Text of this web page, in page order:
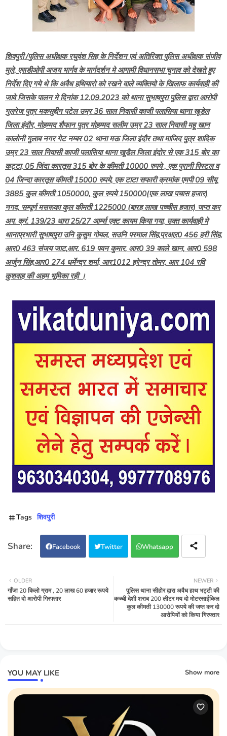
शिवपुरी /पुलिस अधीक्षक रघुवंश सिह के निर्देशन एवं अतिरिक्त पुलिस अधीक्षक संजीव
मुले, एसडीओपी अजय भार्गव के मार्गदर्शन मे आगामी विधानसभा चुनाव को देखते हुए
निर्देश दिए गये थे कि अवैध हथियारो को रखने वाले व्यक्तियो के खिलाफ कार्यवाही की
जावे जिसके पालन मे दिनांक 12.09.2023 को थाना सुभाषपुरा पुलिस द्वारा आरोपी
गुलरेज पुत्र मकसुद्दीन पटेल उम्र 36 साल निवासी काजी पलासिया थाना खूडेल
जिला इंदौर, मोहम्मद शैफान पुत्र मोहम्मद सलीम उम्र 23 साल निवासी महू खान
कालोनी गुलाब नगर गेट नम्बर 02 थाना मऊ जिला इंदौर तथा माजिद पुत्र शादिक
उम्र 23 साल निवासी काजी पलासिया थाना खूडैल जिला इंदोर से एक 315 बोर का
कट्टा, 05 जिंदा कारतूस 315 बोर के कीमती 10000 रुपये , एक पुरानी पिस्टल व
04 जिन्दा कारतूस कीमती 15000 रुपये, एक टाटा सफारी क्रमांक एमपी 09 सीयू
3885 कुल कीमती 1050000, कुल रुपये 150000(एक लाख पचास हजार)
नगद, सम्पूर्ण मसरूका कुल कीमती 1225000 (बारह लाख पच्चीस हजार) जप्त कर
अप. क्रं. 139/23 धारा 25/27 आर्म्स एक्ट कायम किया गया, उक्त कार्यवाही मे
थानाप्रभारी सुभाषपुरा उनि कुसुम गोयल, सउनि परमाल सिंह,प्रआऱ0 456 हरी सिंह,
आर0 463 संजय जाट,आर. 619 पवन कुमार, आर0 39 काले खान, आर0 598
अर्जुन सिंह,आर0 274 धर्मेन्द्र शर्मा, आर1012 हरेन्द्र तोमर, आर 104 रवि
कुशवाह की अहम भूमिका रही ।
Tags शिवपुरी
Facebook Twitter Whatsapp
NEWER
पुलिस थाना सीहोर द्वारा अवैध हाथ भट्टी की
कच्ची देशी शराब 200 लीटर मय दो मोटरसाईकिल
कुल कीमती 130000 रूपये की जप्त कर दो
आरोपियों को किया गिरफ्तार
OLDER
गाँजा 20 किलो ग्राम , 20 लाख 60 हजार रूपये
सहित दो आरोपी गिरफ्तार
YOU MAY LIKE Show more